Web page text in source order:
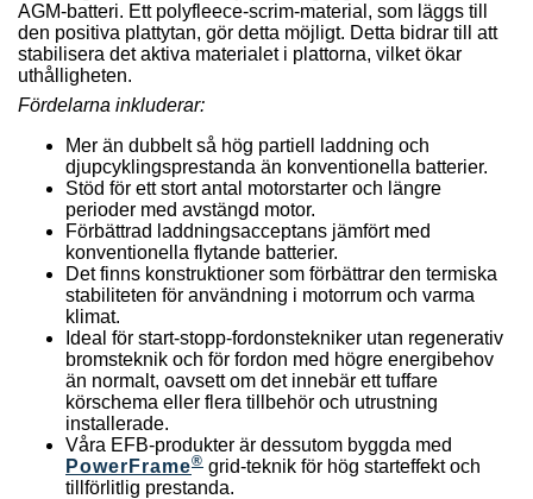
AGM-batteri. Ett polyfleece-scrim-material, som läggs till
den positiva plattytan, gör detta möjligt. Detta bidrar till att
stabilisera det aktiva materialet i plattorna, vilket ökar
uthålligheten.
Fördelarna inkluderar:
Mer än dubbelt så hög partiell laddning och
djupcyklingsprestanda än konventionella batterier.
Stöd för ett stort antal motorstarter och längre
perioder med avstängd motor.
Förbättrad laddningsacceptans jämfört med
konventionella flytande batterier.
Det finns konstruktioner som förbättrar den termiska
stabiliteten för användning i motorrum och varma
klimat.
Ideal för start-stopp-fordonstekniker utan regenerativ
bromsteknik och för fordon med högre energibehov
än normalt, oavsett om det innebär ett tuffare
körschema eller flera tillbehör och utrustning
installerade.
Våra EFB-produkter är dessutom byggda med
PowerFrame® grid-teknik för hög starteffekt och
tillförlitlig prestanda.